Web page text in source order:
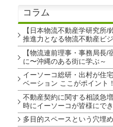
コラム
【日本物流不動産学研究所/
推進力となる物流不動産ビ
【物流連前理事・事務局長/
に〜沖縄のある街に学ぶ～
イーソーコ総研・出村が住
ベーション ここがポイント
不動産契約に関する相談急
時にイーソーコが皆様にでき
多目的スペースという穴埋